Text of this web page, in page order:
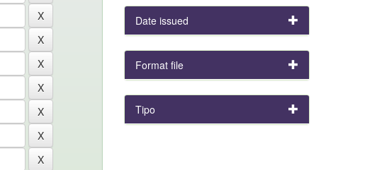
Date issued
Format file
Tipo